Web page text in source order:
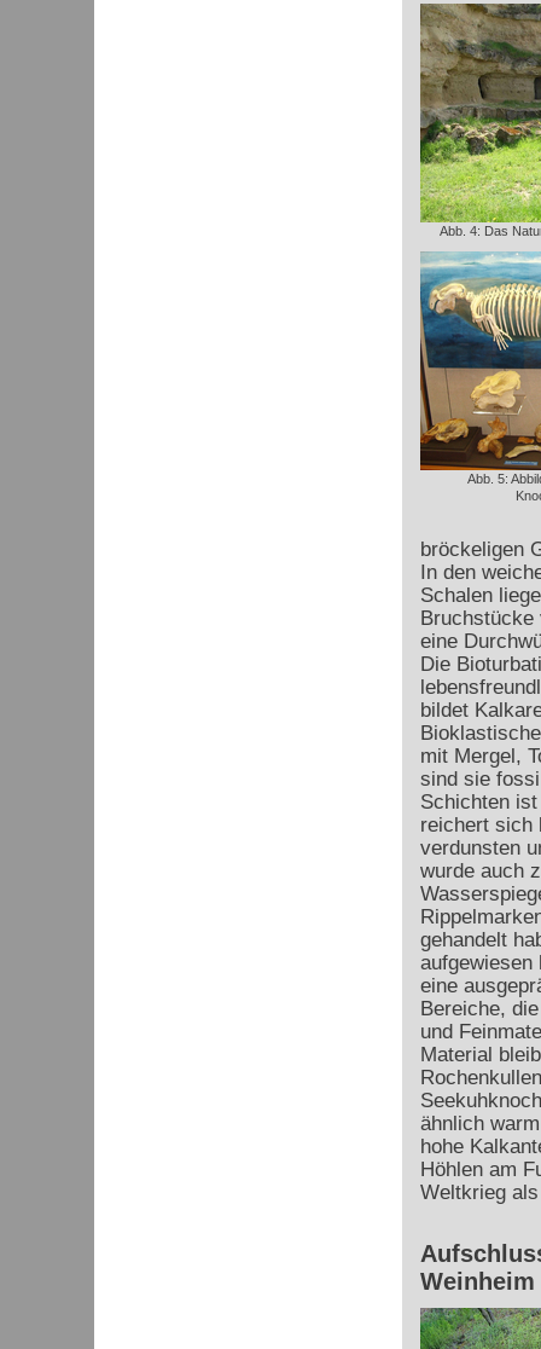
Abb. 4: Das
Abb. 5:
bröckeligen
In den
Schalen
Bruchstücke
eine
Die
bildet
mit Mergel,
sind sie
Schichten
reichert sich
verdunsten
wurde auch
gehandelt
aufgewiesen
eine
Bereiche,
und
Material
ähnlich
hohe
Höhlen am
Weltkrieg
Weinheim